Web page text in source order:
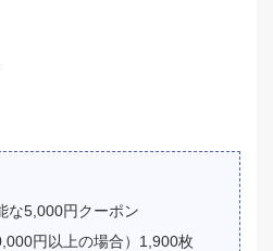
な5,000円クーポン
円以上の場合）1,900枚